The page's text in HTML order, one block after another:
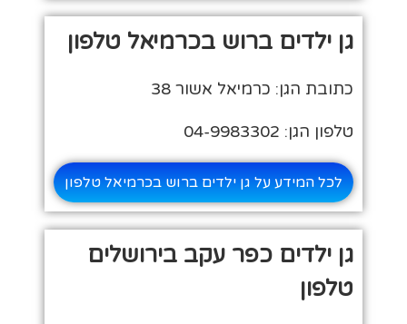
גן ילדים ברוש בכרמיאל טלפון
כתובת הגן: כרמיאל אשור 38
טלפון הגן: 04-9983302
לכל המידע על גן ילדים ברוש בכרמיאל טלפון
גן ילדים כפר עקב בירושלים
טלפון